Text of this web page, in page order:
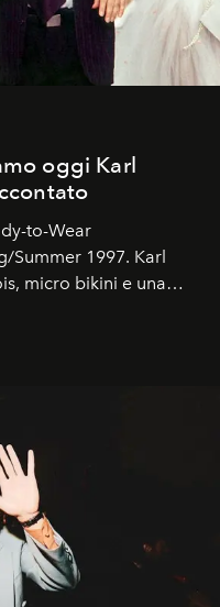
oggi Karl
to-Wear
Summer 1997. Karl
micro bikini e una
l'altra. Trent'anni dopo,
che abbiamo.